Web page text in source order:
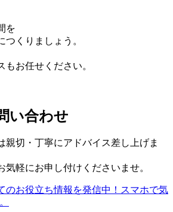
を
くりましょう。
もお任せください。
い合わせ
親切・丁寧にアドバイス差し上げま
気軽にお申し付けくださいませ。